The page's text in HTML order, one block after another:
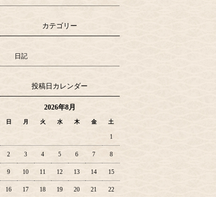
カテゴリー
日記
投稿日カレンダー
2026年8月
日 月 火 水 木 金 土
1
2 3 4 5 6 7 8
9 10 11 12 13 14 15
16 17 18 19 20 21 22